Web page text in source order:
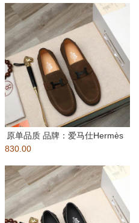
原单品质 品牌：爱马仕Hermès
标准码：男码:....
830.00